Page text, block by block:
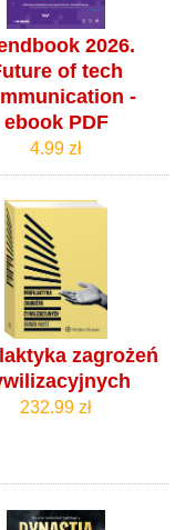
2026.
of tech
-
ebook PDF
4.99 zł
zagrożeń
232.99 zł